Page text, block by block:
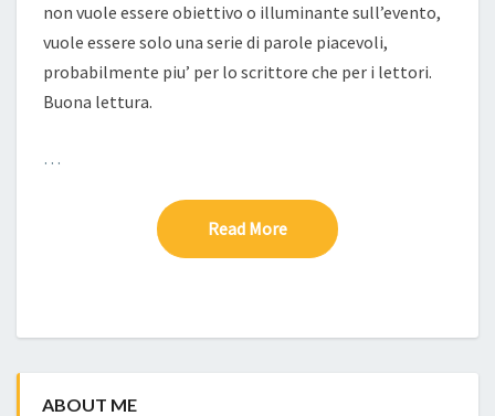
non vuole essere obiettivo o illuminante sull’evento,
vuole essere solo una serie di parole piacevoli,
probabilmente piu’ per lo scrittore che per i lettori.
Buona lettura.
…
Read MoreRead More
ABOUT ME